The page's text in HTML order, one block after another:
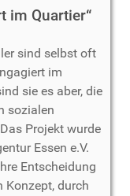
im Quartier“
sind selbst oft
im
sie es aber, die
sozialen
Projekt wurde
Essen e.V.
Entscheidung
Konzept, durch